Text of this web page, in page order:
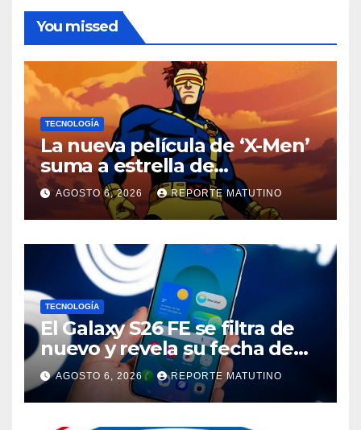
You missed
TECNOLOGÍA
La nueva película de ‘X-Men’
suma a estrella de
‘Heartstopper’ como Cíclope
AGOSTO 6, 2026 REPORTE MATUTINO
TECNOLOGÍA
El Galaxy S26 FE se filtra de
nuevo y revela su fecha de
lanzamiento
AGOSTO 6, 2026 REPORTE MATUTINO